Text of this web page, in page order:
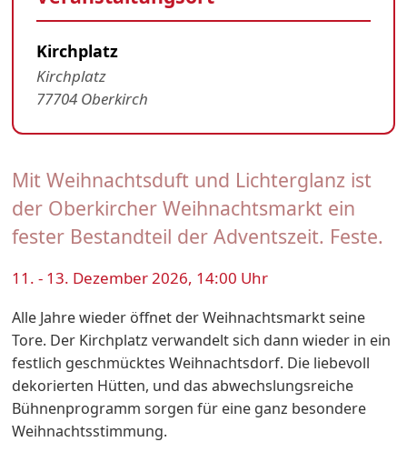
Mit Weihnachtsduft und Lichterglanz ist
der Oberkircher Weihnachtsmarkt ein
fester Bestandteil der Adventszeit. Feste.
11. - 13. Dezember 2026, 14:00 Uhr
Alle Jahre wieder öffnet der Weihnachtsmarkt seine
Tore. Der Kirchplatz verwandelt sich dann wieder in ein
festlich geschmücktes Weihnachtsdorf. Die liebevoll
dekorierten Hütten, und das abwechslungsreiche
Bühnenprogramm sorgen für eine ganz besondere
Weihnachtsstimmung.
Kirchplatz
Kirchplatz
77704 Oberkirch